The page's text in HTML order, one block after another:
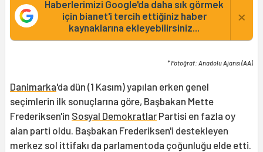
Haberlerimizi Google'da daha sık görmek
için bianet'i tercih ettiğiniz haber
kaynaklarına ekleyebilirsiniz...
×
* Fotoğraf: Anadolu Ajansı (AA)
Danimarka'da dün (1 Kasım) yapılan erken genel
seçimlerin ilk sonuçlarına göre, Başbakan Mette
Frederiksen'in Sosyal Demokratlar Partisi en fazla oy
alan parti oldu. Başbakan Frederiksen'i destekleyen
merkez sol ittifakı da parlamentoda çoğunluğu elde etti.